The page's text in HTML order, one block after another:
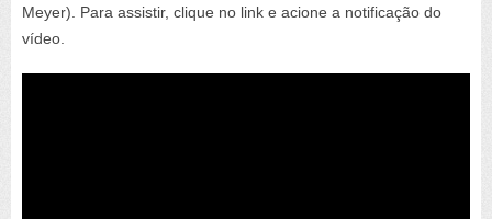
Meyer). Para assistir, clique no link e acione a notificação do
vídeo.